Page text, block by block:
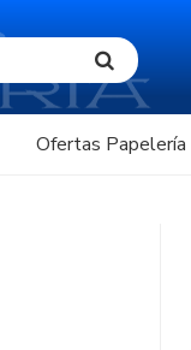
Ofertas Papelería